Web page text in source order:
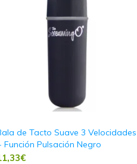
de Tacto Suave 3 Velocidades
Función Pulsación Negro
€